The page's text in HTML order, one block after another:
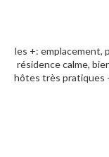
les +: emplacement,
résidence calme,
hôtes très pratiques